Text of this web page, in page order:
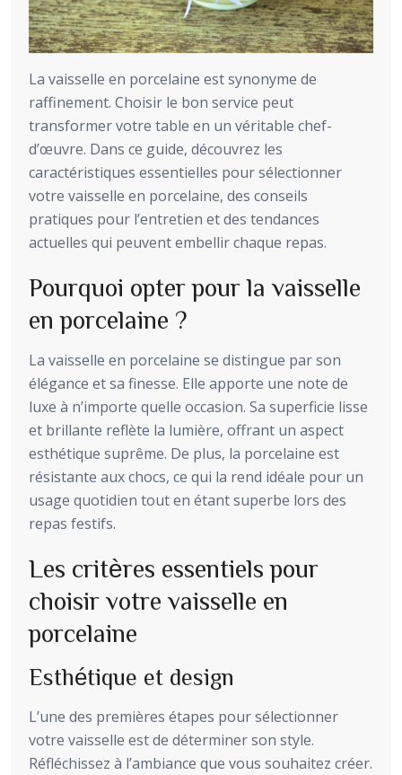
La vaisselle en porcelaine est synonyme de
raffinement. Choisir le bon service peut
transformer votre table en un véritable chef-
d’œuvre. Dans ce guide, découvrez les
caractéristiques essentielles pour sélectionner
votre vaisselle en porcelaine, des conseils
pratiques pour l’entretien et des tendances
actuelles qui peuvent embellir chaque repas.
Pourquoi opter pour la vaisselle
en porcelaine ?
La vaisselle en porcelaine se distingue par son
élégance et sa finesse. Elle apporte une note de
luxe à n’importe quelle occasion. Sa superficie lisse
et brillante reflète la lumière, offrant un aspect
esthétique suprême. De plus, la porcelaine est
résistante aux chocs, ce qui la rend idéale pour un
usage quotidien tout en étant superbe lors des
repas festifs.
Les critères essentiels pour
choisir votre vaisselle en
porcelaine
Esthétique et design
L’une des premières étapes pour sélectionner
votre vaisselle est de déterminer son style.
Réfléchissez à l’ambiance que vous souhaitez créer.